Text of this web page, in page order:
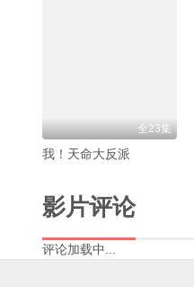
全23集
我！天命大反派
影片评论
评论加载中...